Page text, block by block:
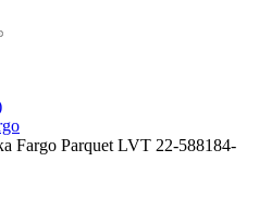
Fargo Parquet LVT 22-588184-